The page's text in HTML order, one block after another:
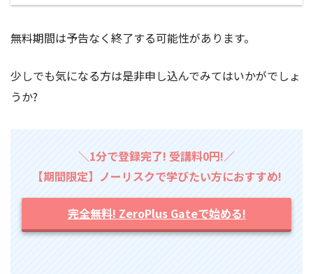
無料期間は予告なく終了する可能性があります。
少しでも気になる方は是非申し込んでみてはいかがでしょ
うか?
＼1分で登録完了! 受講料0円!／
【期間限定】ノーリスクで学びたい方におすすめ!
完全無料! ZeroPlus Gateで始める!